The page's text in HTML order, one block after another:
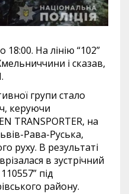
18:00. На лінію “102”
і сказав,
групи стало
керуючи
TRANSPORTER, на
Рава-Руська,
руху. В результаті
в зустрічний
під
району.